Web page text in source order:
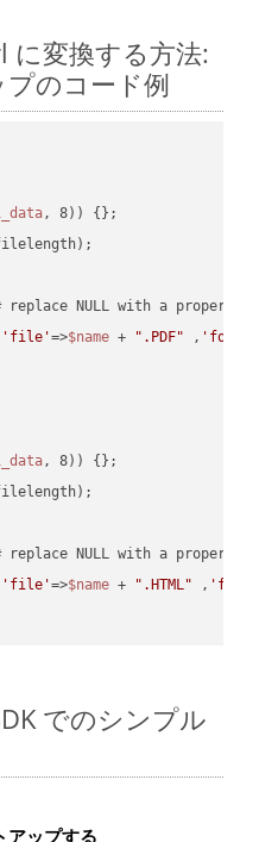
に変換する方法:
のコード例
, 8)) {};
'file'=>$name + ".PDF" ,
, 8)) {};
'file'=>$name + ".HTML" ,
でのシンプル
アップする